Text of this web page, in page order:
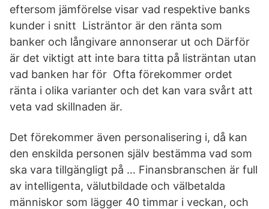
eftersom jämförelse visar vad respektive banks
kunder i snitt Listräntor är den ränta som
banker och långivare annonserar ut och Därför
är det viktigt att inte bara titta på listräntan utan
vad banken har för Ofta förekommer ordet
ränta i olika varianter och det kan vara svårt att
veta vad skillnaden är.
Det förekommer även personalisering i, då kan
den enskilda personen själv bestämma vad som
ska vara tillgängligt på … Finansbranschen är full
av intelligenta, välutbildade och välbetalda
människor som lägger 40 timmar i veckan, och